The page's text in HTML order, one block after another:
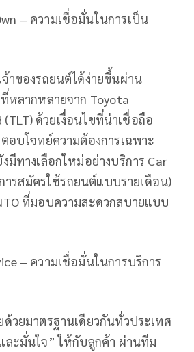
– ความเชื่อมั่นในการเป็น
าของรถยนต์ได้ง่ายขึ้นผ่าน
ที่หลากหลายจาก Toyota
ด้วยเงื่อนไขที่น่าเชื่อถือ
อบโจทย์ความต้องการเฉพาะ
มีทางเลือกใหม่อย่างบริการ Car
ารสมัครใช้รถยนต์แบบรายเดือน)
ที่มอบความสะดวกสบายแบบ
– ความเชื่อมั่นในการบริการ
ด้วยมาตรฐานเดียวกันทั่วประเทศ
ละมั่นใจ” ให้กับลูกค้า ผ่านทีม